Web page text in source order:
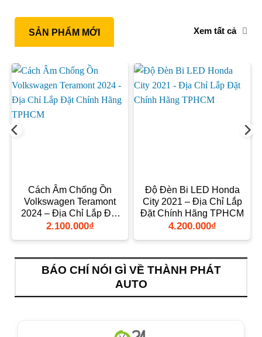
SẢN PHẨM MỚI Xem tất cả
Cách Âm Chống Ồn
Volkswagen Teramont
2024 – Địa Chỉ Lắp Đặt
Chính Hãng TPHCM
2.100.000₫
Độ Đèn Bi LED Honda
City 2021 – Địa Chỉ Lắp
Đặt Chính Hãng TPHCM
4.200.000₫
BÁO CHÍ NÓI GÌ VỀ THÀNH PHÁT
AUTO